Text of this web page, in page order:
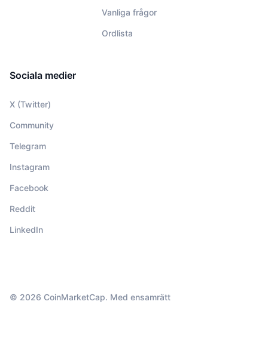
Vanliga frågor
Ordlista
Sociala medier
X (Twitter)
Community
Telegram
Instagram
Facebook
Reddit
LinkedIn
© 2026 CoinMarketCap. Med ensamrätt